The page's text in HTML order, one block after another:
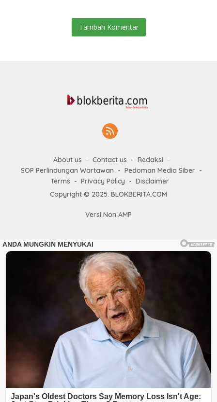
Tambah Komentar
About us Contact us
Redaksi
SOP Perlindungan Wartawan
Pedoman Media Siber
Terms
Privacy Policy
Disclaimer
Copyright © 2025. BLOKBERITA.COM
Versi Non AMP